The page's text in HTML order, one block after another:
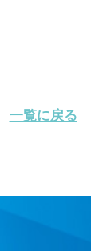
一覧に戻る